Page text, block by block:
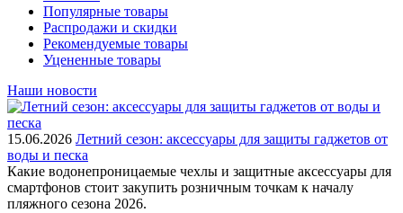
Популярные товары
Распродажи и скидки
Рекомендуемые товары
Уцененные товары
Наши новости
15.06.2026 Летний сезон: аксессуары для защиты гаджетов от
воды и песка
Какие водонепроницаемые чехлы и защитные аксессуары для
смартфонов стоит закупить розничным точкам к началу
пляжного сезона 2026.